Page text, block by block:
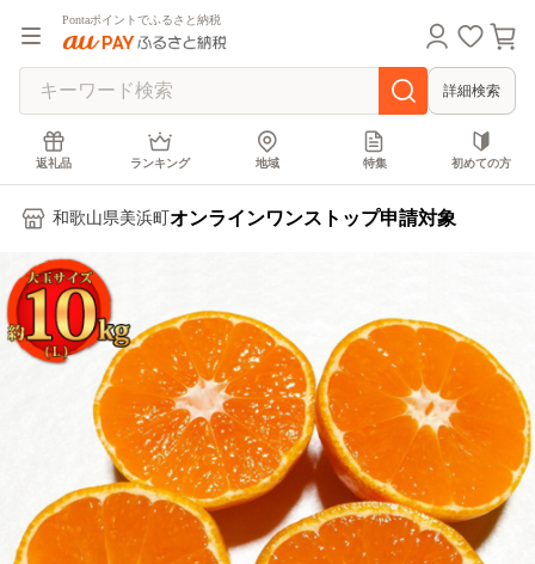
Pontaポイントでふるさと納税
詳細検索
返礼品 ランキング 地域 特集 初めての方
和歌山県美浜町 オンラインワンストップ申請対象